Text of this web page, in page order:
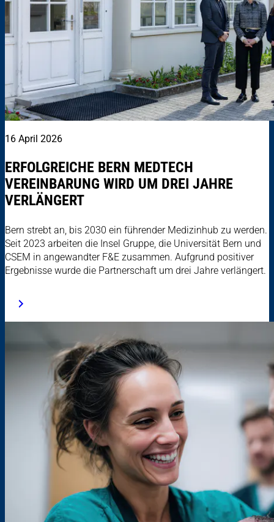
16 April 2026
ERFOLGREICHE BERN MEDTECH
VEREINBARUNG WIRD UM DREI JAHRE
VERLÄNGERT
Bern strebt an, bis 2030 ein führender Medizinhub zu werden.
Seit 2023 arbeiten die Insel Gruppe, die Universität Bern und
CSEM in angewandter F&E zusammen. Aufgrund positiver
Ergebnisse wurde die Partnerschaft um drei Jahre verlängert.